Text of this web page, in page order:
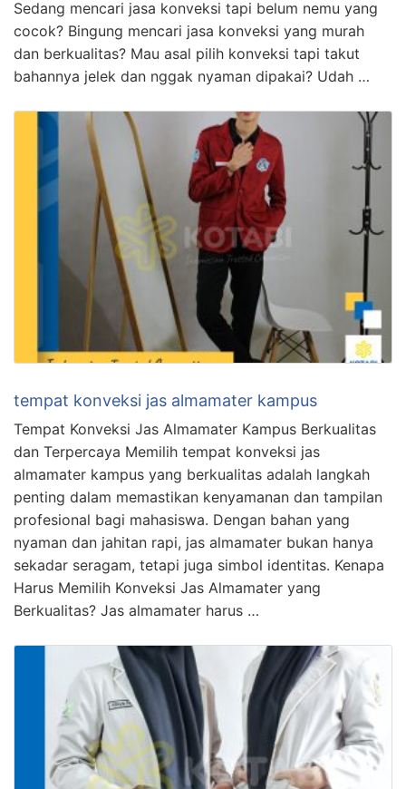
Sedang mencari jasa konveksi tapi belum nemu yang
cocok? Bingung mencari jasa konveksi yang murah
dan berkualitas? Mau asal pilih konveksi tapi takut
bahannya jelek dan nggak nyaman dipakai? Udah …
tempat konveksi jas almamater kampus
Tempat Konveksi Jas Almamater Kampus Berkualitas
dan Terpercaya Memilih tempat konveksi jas
almamater kampus yang berkualitas adalah langkah
penting dalam memastikan kenyamanan dan tampilan
profesional bagi mahasiswa. Dengan bahan yang
nyaman dan jahitan rapi, jas almamater bukan hanya
sekadar seragam, tetapi juga simbol identitas. Kenapa
Harus Memilih Konveksi Jas Almamater yang
Berkualitas? Jas almamater harus …